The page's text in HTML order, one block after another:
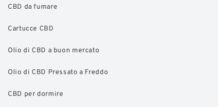
CBD da fumare
Cartucce CBD
Olio di CBD a buon mercato
Olio di CBD Pressato a Freddo
CBD per dormire